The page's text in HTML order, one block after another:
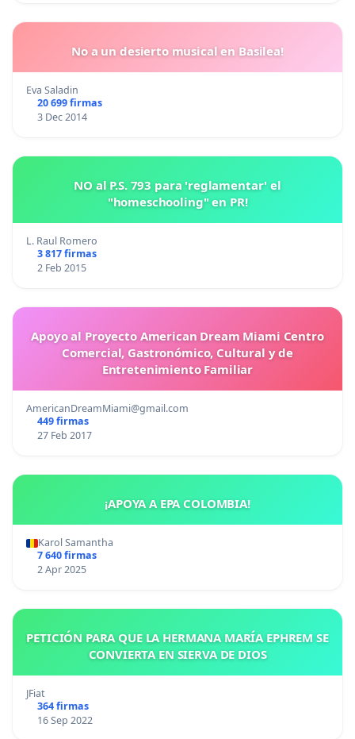
No a un desierto musical en Basilea!
Eva Saladin
20 699 firmas
3 Dec 2014
NO al P.S. 793 para 'reglamentar' el
"homeschooling" en PR!
L. Raul Romero
3 817 firmas
2 Feb 2015
Apoyo al Proyecto American Dream Miami Centro
Comercial, Gastronómico, Cultural y de
Entretenimiento Familiar
AmericanDreamMiami@gmail.com
449 firmas
27 Feb 2017
¡APOYA A EPA COLOMBIA!
Karol Samantha
7 640 firmas
2 Apr 2025
PETICIÓN PARA QUE LA HERMANA MARÍA EPHREM SE
CONVIERTA EN SIERVA DE DIOS
JFiat
364 firmas
16 Sep 2022